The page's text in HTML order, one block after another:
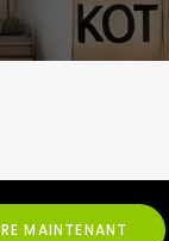
MAINTENANT